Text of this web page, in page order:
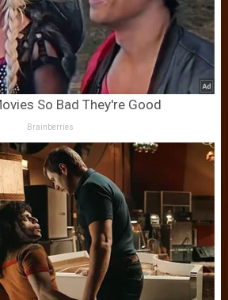
So Bad They're Good
Brainberries